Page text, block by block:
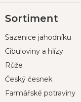
á
a
Sortiment
Sazenice jahodníku
Cibuloviny a hlízy
Růže
Český česnek
Farmářské potraviny